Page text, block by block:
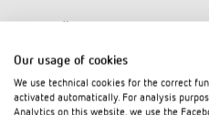
Our usage of cookies
We use technical cookies for the correct
activated automatically. For analysis
Analytics on this website, we use the